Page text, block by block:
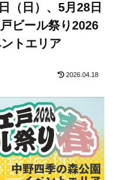
（日）、5月28日
ビール祭り2026
トエリア
2026.04.18